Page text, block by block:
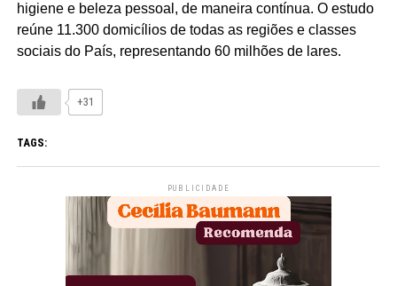
higiene e beleza pessoal, de maneira contínua. O estudo
reúne 11.300 domicílios de todas as regiões e classes
sociais do País, representando 60 milhões de lares.
+31
TAGS:
PUBLICIDADE